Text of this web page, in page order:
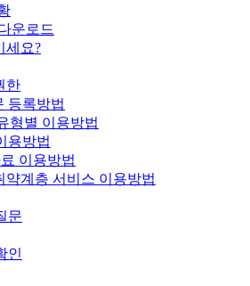
운로드
세요?
한
등록방법
형별 이용방법
용방법
이용방법
약계층 서비스 이용방법
문
인